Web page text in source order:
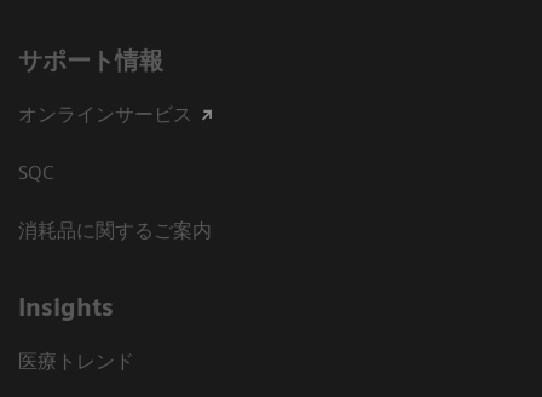
サポート情報
オンラインサービス
SQC
消耗品に関するご案内
Insights
医療トレンド